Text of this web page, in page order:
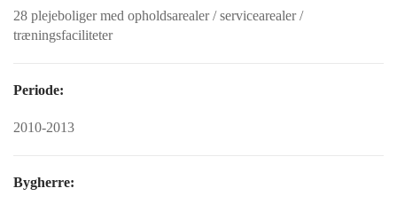
28 plejeboliger med opholdsarealer / servicearealer /
træningsfaciliteter
Periode:
2010-2013
Bygherre: